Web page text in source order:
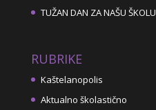
TUŽAN DAN ZA NAŠU ŠKOLU
RUBRIKE
Kaštelanopolis
Aktualno školastično